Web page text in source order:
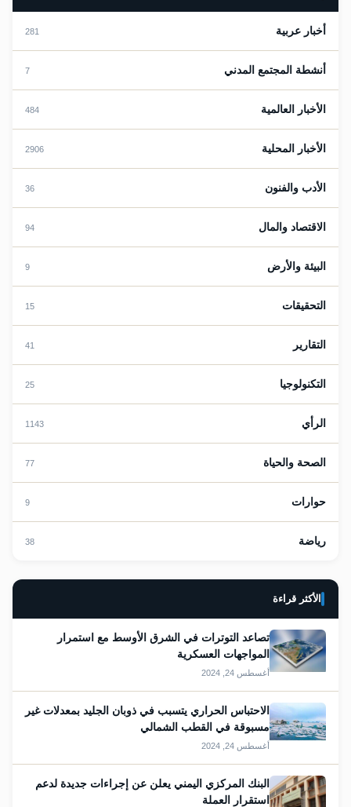
أخبار عربية 281
أنشطة المجتمع المدني 7
الأخبار العالمية 484
الأخبار المحلية 2906
الأدب والفنون 36
الاقتصاد والمال 94
البيئة والأرض 9
التحقيقات 15
التقارير 41
التكنولوجيا 25
الرأي 1143
الصحة والحياة 77
حوارات 9
رياضة 38
الأكثر قراءة
تصاعد التوترات في الشرق الأوسط مع استمرار
المواجهات العسكرية
أغسطس 24, 2024
الاحتباس الحراري يتسبب في ذوبان الجليد بمعدلات غير
مسبوقة في القطب الشمالي
أغسطس 24, 2024
البنك المركزي اليمني يعلن عن إجراءات جديدة لدعم
استقرار العملة